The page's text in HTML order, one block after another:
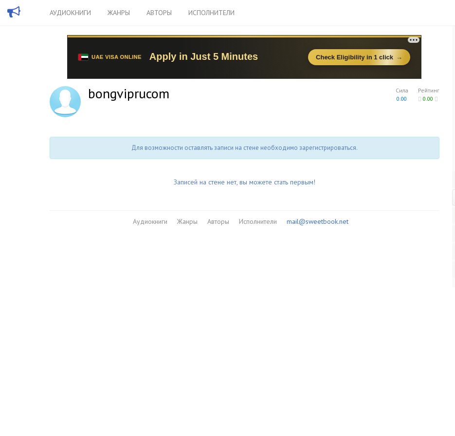
АУДИОКНИГИ ЖАНРЫ АВТОРЫ ИСПОЛНИТЕЛИ
Рейтинг
0.00
Сила
0.00
bongviprucom
Для возможности оставлять записи на стене необходимо зарегистрироваться.
Записей на стене нет, вы можете стать первым!
Аудиокниги Жанры Авторы Исполнители mail@sweetbook.net